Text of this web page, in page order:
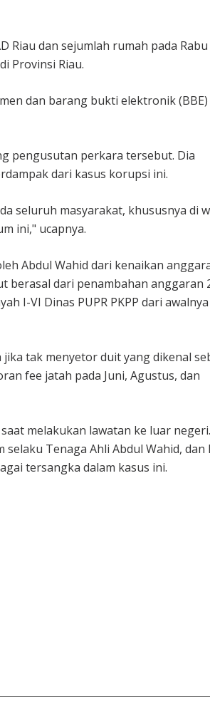
Riau dan sejumlah rumah pada Rabu
Provinsi Riau.
dan barang bukti elektronik
pengusutan perkara tersebut. Dia
dari kasus korupsi ini.
seluruh masyarakat, khususnya di
ini," ucapnya.
Abdul Wahid dari kenaikan
berasal dari penambahan anggaran
I-VI Dinas PUPR PKPP dari awalnya
jika tak menyetor duit yang dikenal
fee jatah pada Juni, Agustus, dan
melakukan lawatan ke luar
Tenaga Ahli Abdul Wahid, dan
tersangka dalam kasus ini.